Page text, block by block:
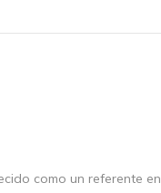
como un referente